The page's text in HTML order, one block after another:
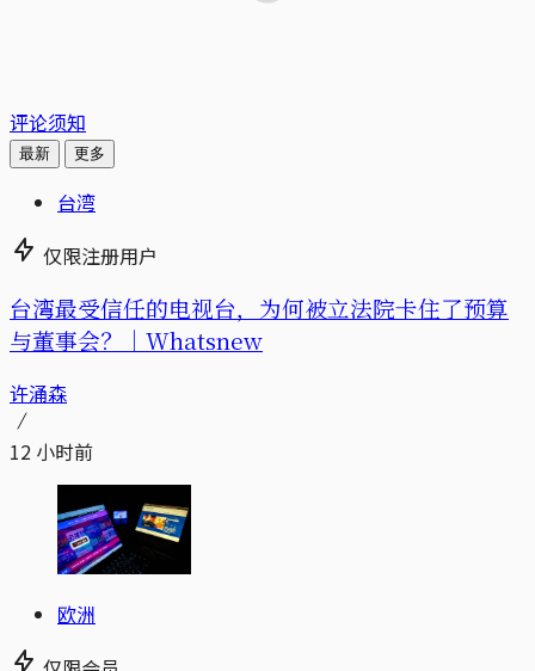
评论须知
最新 更多
台湾
仅限注册用户
台湾最受信任的电视台，为何被立法院卡住了预算
与董事会？｜Whatsnew
许涌森
12 小时前
欧洲